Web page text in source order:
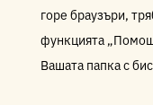
горе браузъри,
функцията
Вашата папка с